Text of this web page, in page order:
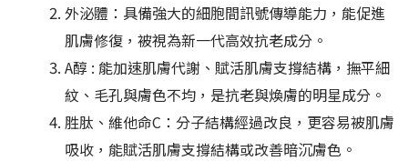
外泌體：具備強大的細胞間訊號傳導能力，能促進
肌膚修復，被視為新一代高效抗老成分。
A醇 : 能加速肌膚代謝、賦活肌膚支撐結構，撫平細
紋、毛孔與膚色不均，是抗老與煥膚的明星成分。
胜肽、維他命C：分子結構經過改良，更容易被肌膚
吸收，能賦活肌膚支撐結構或改善暗沉膚色。